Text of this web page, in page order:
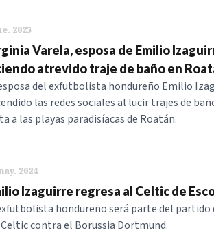
2025
Varela, esposa de Emilio
atrevido traje de baño en
del exfutbolista hondureño Emilio
las redes sociales al lucir trajes de
a las playas paradisíacas de Roatán.
2024
Izaguirre regresa al Celtic de
hondureño será parte del partido
contra el Borussia Dortmund.